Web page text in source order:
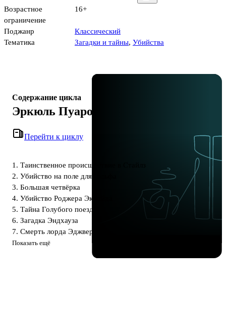
Возрастное
ограничение
16+
Поджанр
Классический
Тематика
Загадки и тайны, Убийства
Содержание цикла
Эркюль Пуаро
Перейти к циклу
1. Таинственное происшествие в Стайлз
2. Убийство на поле для гольфа
3. Большая четвёрка
4. Убийство Роджера Экройда
5. Тайна Голубого поезда
6. Загадка Эндхауза
7. Смерть лорда Эджвера
Показать ещё